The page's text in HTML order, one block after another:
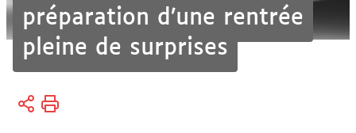
préparation d’une rentrée
pleine de surprises
Vous
Accueil